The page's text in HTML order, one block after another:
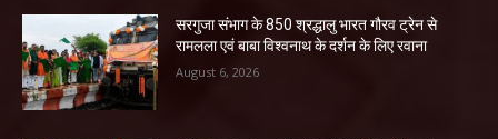
सरगुजा संभाग के 850 श्रद्धालु भारत गौरव ट्रेन से
रामलला एवं बाबा विश्वनाथ के दर्शन के लिए रवाना
August 6, 2026